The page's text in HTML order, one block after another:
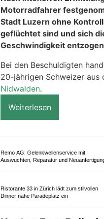
Luzern LU: Raser
monatelangen
13.07.26 VON POLIZEI.NEWS
Nach intensiven
Motorradfahrer
Stadt Luzern ohne
geflüchtet sind und sich
Geschwindigkeit entzogen
Bei den Beschuldigten
20-jährigen Schweizer aus
Weiterlesen
Remo AG: Gelenkwellenservice mit